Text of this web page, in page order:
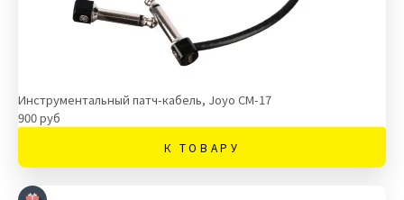
Инструментальный патч-кабель, Joyo CM-17
900 руб
К ТОВАРУ